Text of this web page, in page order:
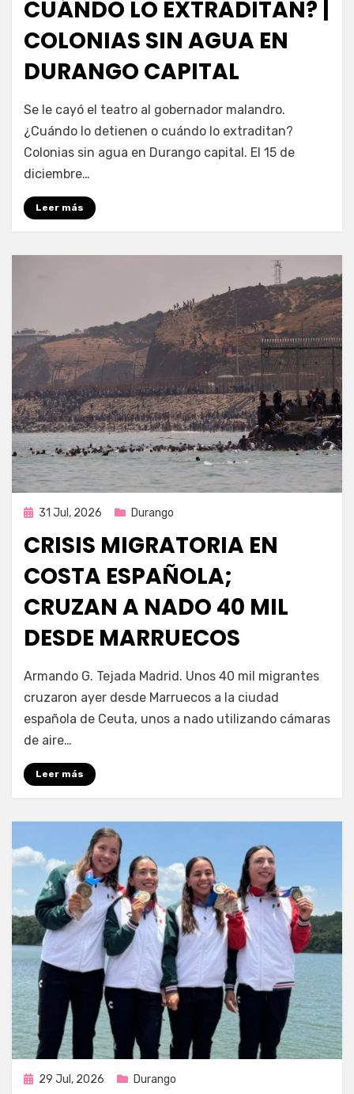
CUÁNDO LO EXTRADITAN? |
COLONIAS SIN AGUA EN
DURANGO CAPITAL
por Fernando Miranda Servín
Se le cayó el teatro al gobernador malandro.
¿Cuándo lo detienen o cuándo lo extraditan?
Colonias sin agua en Durango capital. El 15 de
diciembre…
Leer más
Publicada
31 Jul, 2026 Durango
CRISIS MIGRATORIA EN
COSTA ESPAÑOLA;
CRUZAN A NADO 40 MIL
DESDE MARRUECOS
Fernando Miranda Servín
Armando G. Tejada Madrid. Unos 40 mil migrantes
cruzaron ayer desde Marruecos a la ciudad
española de Ceuta, unos a nado utilizando cámaras
de aire…
Leer más
Publicada
29 Jul, 2026 Durango